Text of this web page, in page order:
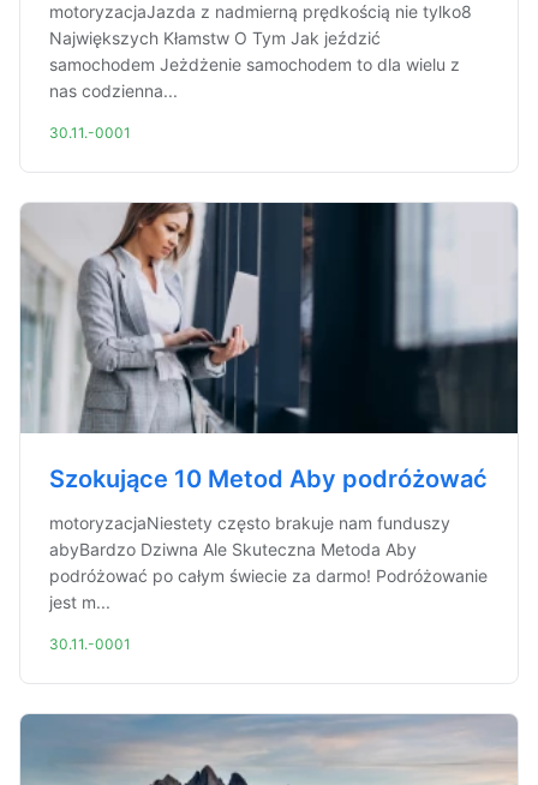
motoryzacjaJazda z nadmierną prędkością nie tylko8
Największych Kłamstw O Tym Jak jeździć
samochodem Jeżdżenie samochodem to dla wielu z
nas codzienna...
30.11.-0001
Szokujące 10 Metod Aby podróżować
motoryzacjaNiestety często brakuje nam funduszy
abyBardzo Dziwna Ale Skuteczna Metoda Aby
podróżować po całym świecie za darmo! Podróżowanie
jest m...
30.11.-0001